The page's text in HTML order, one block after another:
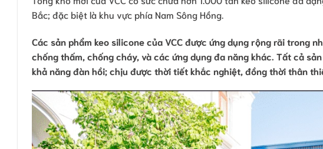
Bắc; đặc biệt là khu vực phía Nam Sông Hồng.
Các sản phẩm keo silicone của VCC được ứng dụng rộng rãi trong
chống thấm, chống cháy, và các ứng dụng đa năng khác. Tất cả
khả năng đàn hồi; chịu được thời tiết khắc nghiệt, đồng thời thân